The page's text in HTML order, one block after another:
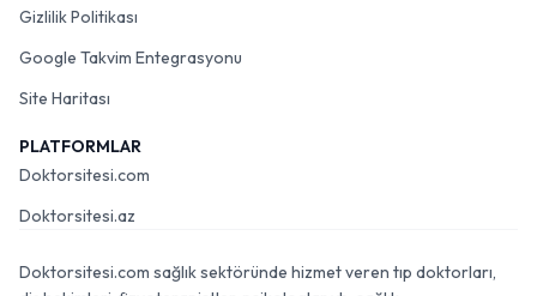
Gizlilik Politikası
Google Takvim Entegrasyonu
Site Haritası
PLATFORMLAR
Doktorsitesi.com
Doktorsitesi.az
Doktorsitesi.com sağlık sektöründe hizmet veren tıp doktorları,